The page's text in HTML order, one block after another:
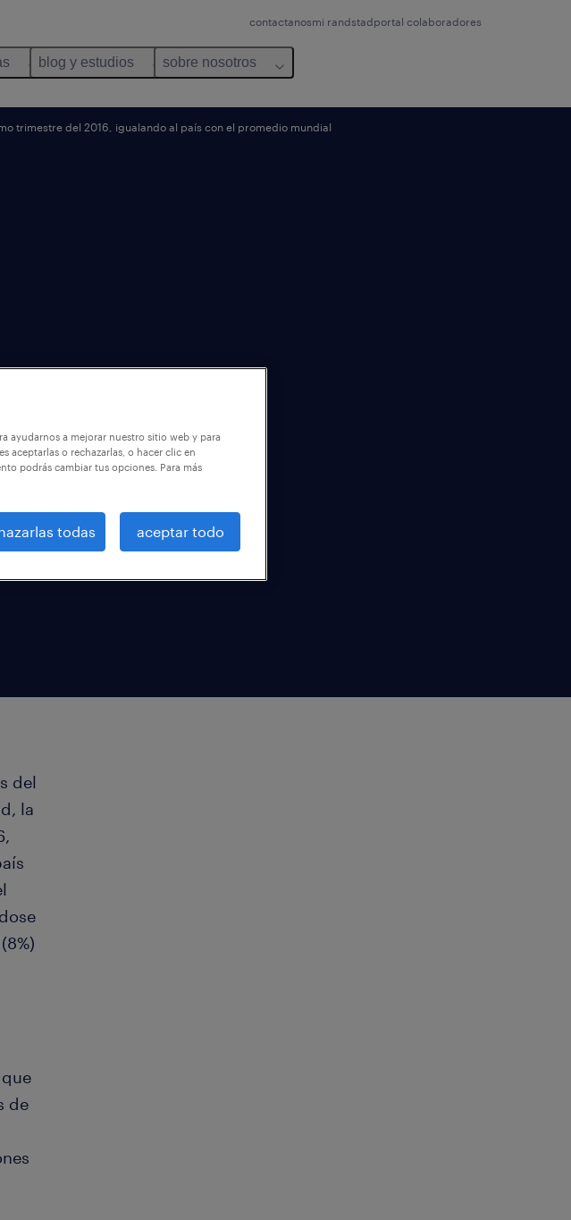
contactanosmi randstadportal colaboradores
blog y estudios sobre nosotros
trimestre del 2016, igualando al país con el promedio mundial
del
la
de
ayudarnos a mejorar nuestro sitio web y para
aceptarlas o rechazarlas, o hacer clic en
podrás cambiar tus opciones. Para más
todas aceptar todo